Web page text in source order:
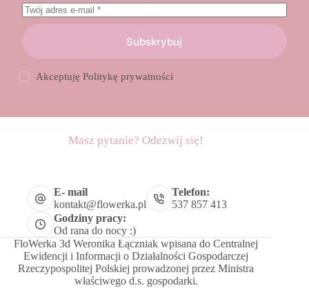
Subskrybuj
AkceptujęPolitykę prywatności
Masz pytanie? Odezwij się!
E- mail
kontakt@flowerka.pl
Telefon:
537 857 413
Godziny pracy:
Od rana do nocy :)
FloWerka 3d Weronika Łączniak wpisana do Centralnej
Ewidencji i Informacji o Działalności Gospodarczej
Rzeczypospolitej Polskiej prowadzonej przez Ministra
właściwego d.s. gospodarki.